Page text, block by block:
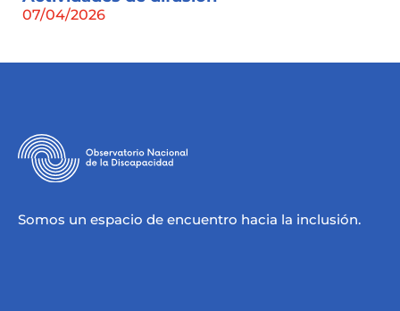
07/04/2026
Somos un espacio de encuentro hacia la inclusión.